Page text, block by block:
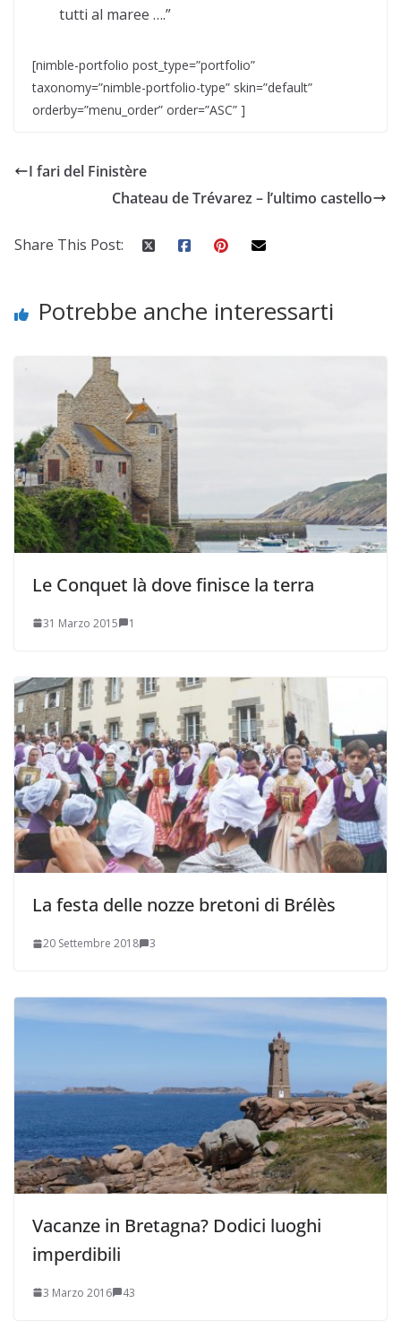
tutti al maree ….”
[nimble-portfolio post_type=”portfolio”
taxonomy=”nimble-portfolio-type” skin=”default”
orderby=”menu_order” order=”ASC” ]
I fari del Finistère
Chateau de Trévarez – l’ultimo castello
Share This Post:
Potrebbe anche interessarti
Le Conquet là dove finisce la terra
31 Marzo 2015 1
La festa delle nozze bretoni di Brélès
20 Settembre 2018 3
Vacanze in Bretagna? Dodici luoghi
imperdibili
3 Marzo 2016 43